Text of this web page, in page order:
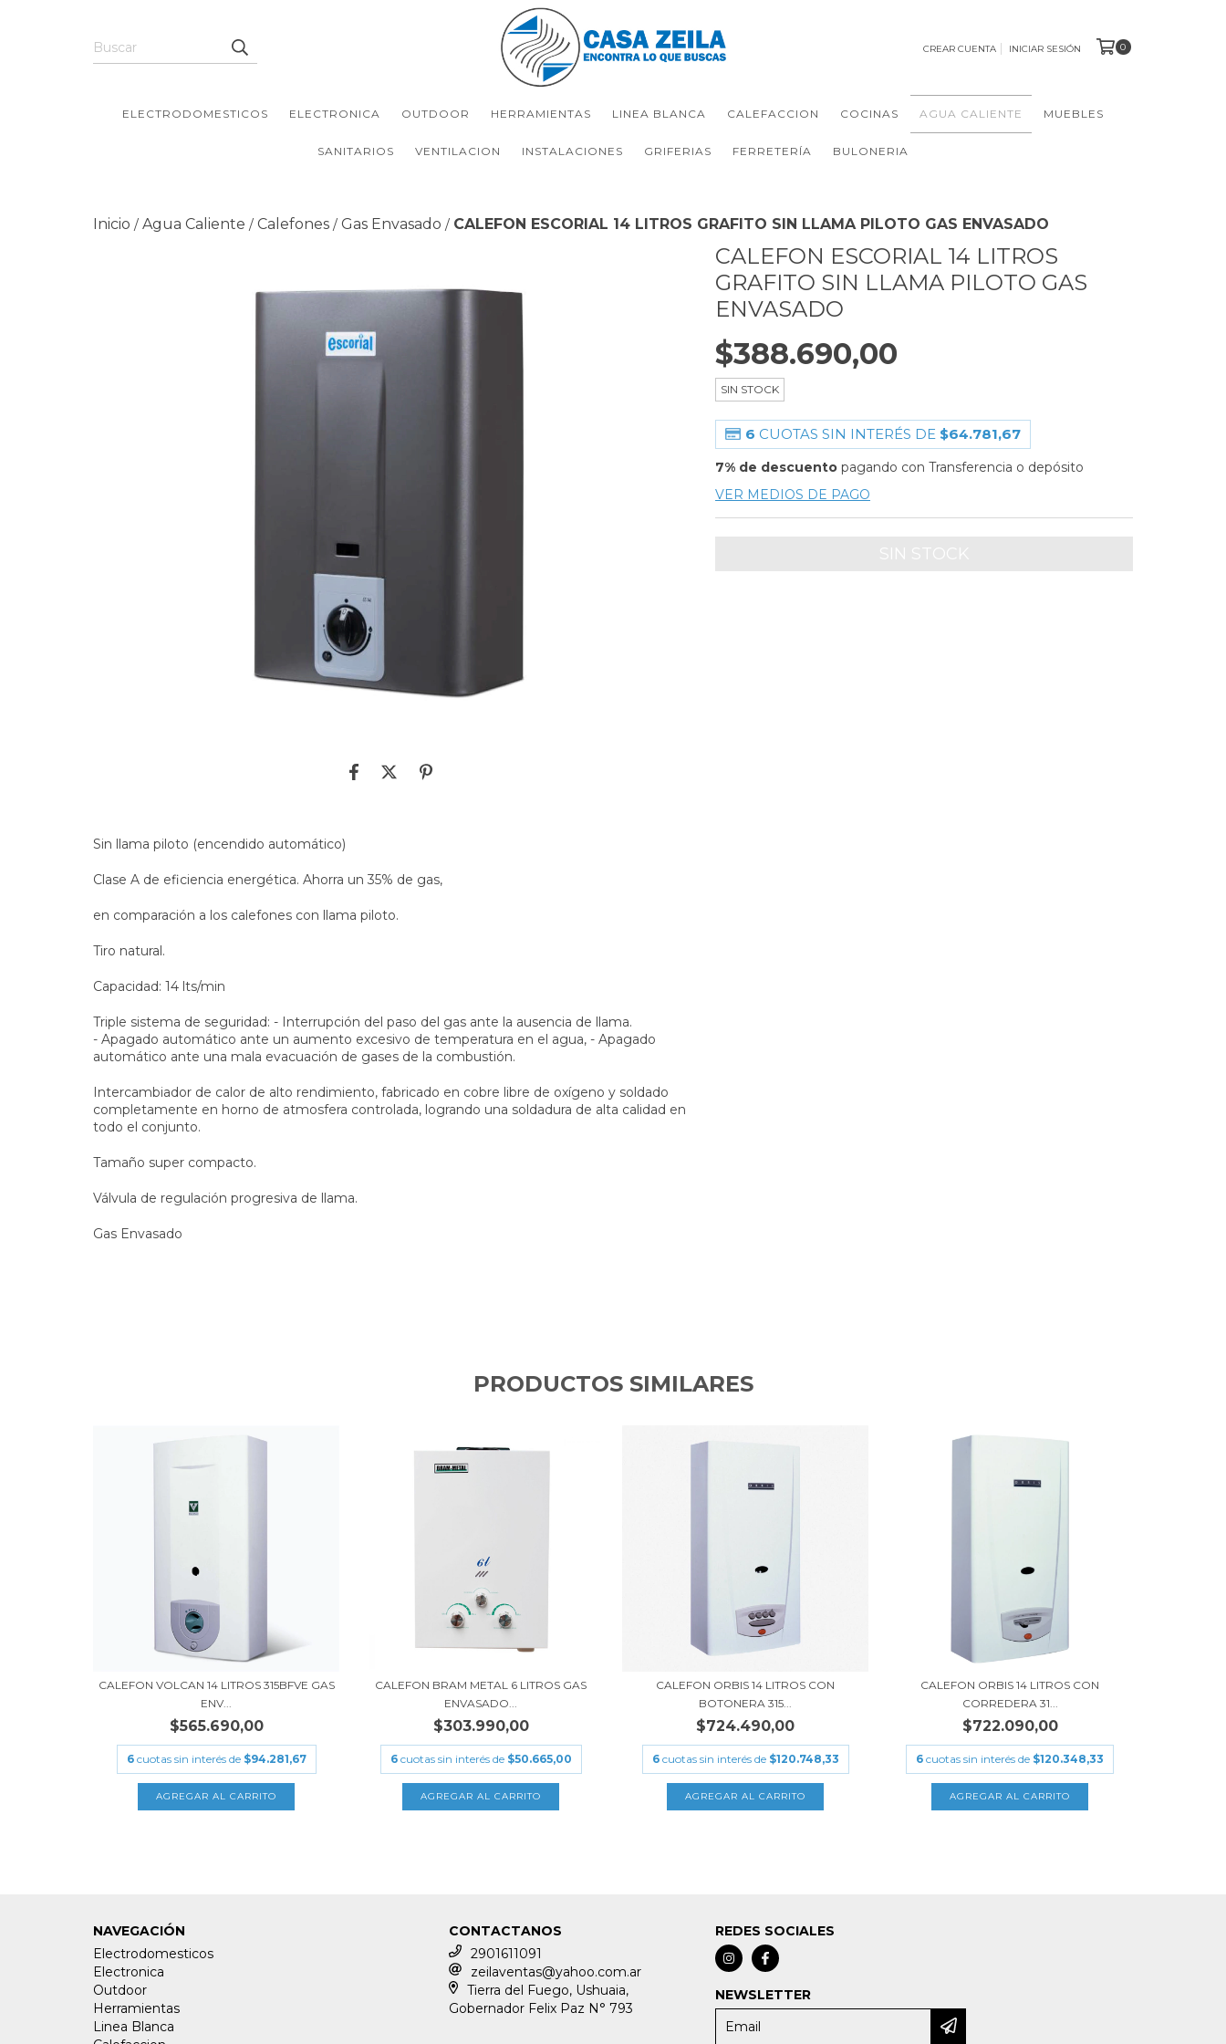
CREAR CUENTA INICIAR SESIÓN 0
ELECTRODOMESTICOS ELECTRONICA OUTDOOR HERRAMIENTAS LINEA BLANCA CALEFACCION COCINAS AGUA CALIENTE MUEBLES
SANITARIOS VENTILACION INSTALACIONES GRIFERIAS FERRETERÍA BULONERIA
Inicio / Agua Caliente / Calefones / Gas Envasado / CALEFON ESCORIAL 14 LITROS GRAFITO SIN LLAMA PILOTO GAS ENVASADO
Sin llama piloto (encendido automático)
Clase A de eficiencia energética. Ahorra un 35% de gas,
en comparación a los calefones con llama piloto.
Tiro natural.
Capacidad: 14 lts/min
Triple sistema de seguridad: - Interrupción del paso del gas ante la ausencia de llama.
- Apagado automático ante un aumento excesivo de temperatura en el agua, - Apagado
automático ante una mala evacuación de gases de la combustión.
Intercambiador de calor de alto rendimiento, fabricado en cobre libre de oxígeno y soldado
completamente en horno de atmosfera controlada, logrando una soldadura de alta calidad en
todo el conjunto.
Tamaño super compacto.
Válvula de regulación progresiva de llama.
Gas Envasado
CALEFON ESCORIAL 14 LITROS
GRAFITO SIN LLAMA PILOTO GAS
ENVASADO
$388.690,00
SIN STOCK
6 CUOTAS SIN INTERÉS DE $64.781,67
7% de descuento pagando con Transferencia o depósito
VER MEDIOS DE PAGO
PRODUCTOS SIMILARES
CALEFON VOLCAN 14 LITROS 315BFVE GAS
ENV...
$565.690,00
6 cuotas sin interés de $94.281,67
CALEFON BRAM METAL 6 LITROS GAS
ENVASADO...
$303.990,00
6 cuotas sin interés de $50.665,00
CALEFON ORBIS 14 LITROS CON
BOTONERA 315...
$724.490,00
6 cuotas sin interés de $120.748,33
CALEFON ORBIS 14 LITROS CON
CORREDERA 31...
$722.090,00
6 cuotas sin interés de $120.348,33
NAVEGACIÓN
Electrodomesticos
Electronica
Outdoor
Herramientas
Linea Blanca
CONTACTANOS
2901611091
zeilaventas@yahoo.com.ar
Tierra del Fuego, Ushuaia,
Gobernador Felix Paz N° 793
REDES SOCIALES
NEWSLETTER